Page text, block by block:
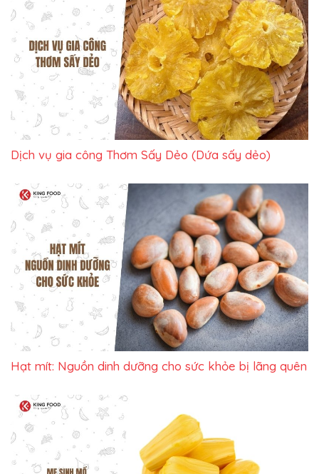
Dịch vụ gia công Thơm Sấy Dẻo (Dứa sấy dẻo)
Hạt mít: Nguồn dinh dưỡng cho sức khỏe bị lãng quên